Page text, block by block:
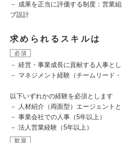
－ 成果を正当に評価する制度：営業
ブ設計
求められるスキルは
必須
－ 経営・事業成長に貢献する人事と
－ マネジメント経験（チームリード・
以下いずれかの経験を必須とします
－ 人材紹介（両面型）エージェント
－ 事業会社での人事（5年以上）
－ 法人営業経験（5年以上）
歓迎